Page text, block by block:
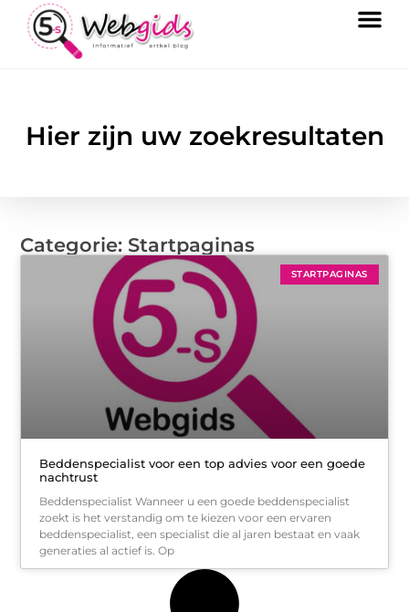
Hier zijn uw zoekresultaten
Categorie: Startpaginas
STARTPAGINAS
Beddenspecialist voor een top advies voor een goede
nachtrust
Beddenspecialist Wanneer u een goede beddenspecialist
zoekt is het verstandig om te kiezen voor een ervaren
beddenspecialist, een specialist die al jaren bestaat en vaak
generaties al actief is. Op